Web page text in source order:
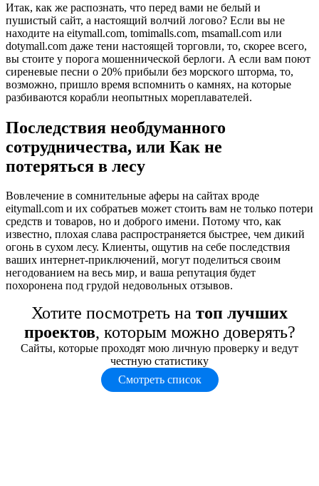
Итак, как же распознать, что перед вами не белый и
пушистый сайт, а настоящий волчий логово? Если вы не
находите на eitymall.com, tomimalls.com, msamall.com или
dotymall.com даже тени настоящей торговли, то, скорее всего,
вы стоите у порога мошеннической берлоги. А если вам поют
сиреневые песни о 20% прибыли без морского шторма, то,
возможно, пришло время вспомнить о камнях, на которые
разбиваются корабли неопытных мореплавателей.
Последствия необдуманного
сотрудничества, или Как не
потеряться в лесу
Вовлечение в сомнительные аферы на сайтах вроде
eitymall.com и их собратьев может стоить вам не только потери
средств и товаров, но и доброго имени. Потому что, как
известно, плохая слава распространяется быстрее, чем дикий
огонь в сухом лесу. Клиенты, ощутив на себе последствия
ваших интернет-приключений, могут поделиться своим
негодованием на весь мир, и ваша репутация будет
похоронена под грудой недовольных отзывов.
Хотите посмотреть на топ лучших
проектов, которым можно доверять?
Сайты, которые проходят мою личную проверку и ведут
честную статистику
Смотреть список